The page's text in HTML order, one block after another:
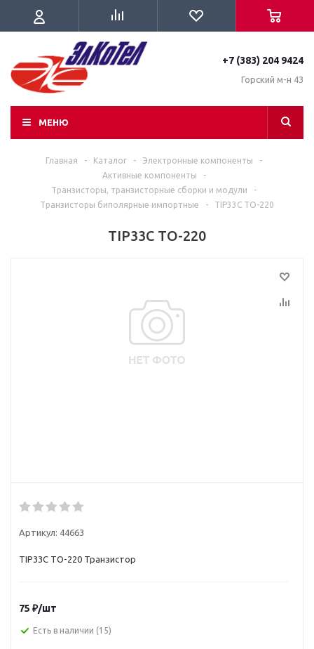
+7 (383) 204 9424
Горский м-н 43
МЕНЮ
Главная - Каталог - Электронные компоненты
-
Активные компоненты
-
Транзисторы, транзисторные сборки и модули
-
Транзисторы биполярные импортные
- TIP33C TO-220
TIP33C TO-220
Артикул: 44663
TIP33C TO-220 Транзистор
75 ₽/шт
Есть в наличии (15)